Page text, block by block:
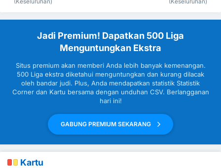
(Keseluruhan) (Keseluruhan)
Jadi Premium! Dapatkan 500 Liga
Menguntungkan Ekstra
Situs premium akan memberi Anda lebih banyak kemenangan.
500 Liga ekstra diketahui menguntungkan dan kurang dilacak
oleh bandar judi. Plus, Anda mendapatkan statistik Statistik
Corner dan Kartu bersama dengan unduhan CSV. Berlangganan
hari ini!
GABUNG PREMIUM SEKARANG
Kartu